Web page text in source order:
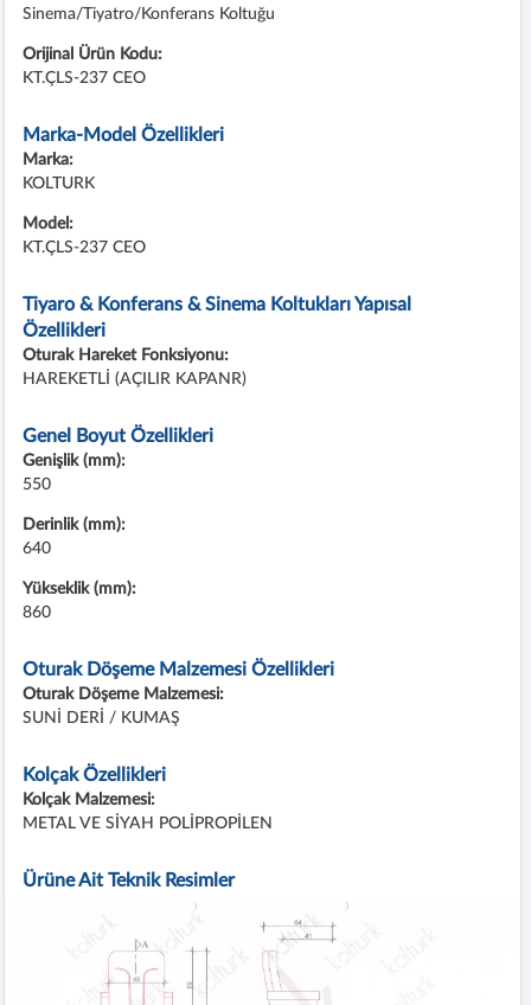
Sinema/Tiyatro/Konferans Koltuğu
Orijinal Ürün Kodu:
KT.ÇLS-237 CEO
Marka-Model Özellikleri
Marka:
KOLTURK
Model:
KT.ÇLS-237 CEO
Tiyaro & Konferans & Sinema Koltukları Yapısal
Özellikleri
Oturak Hareket Fonksiyonu:
HAREKETLİ (AÇILIR KAPANR)
Genel Boyut Özellikleri
Genişlik (mm):
550
Derinlik (mm):
640
Yükseklik (mm):
860
Oturak Döşeme Malzemesi Özellikleri
Oturak Döşeme Malzemesi:
SUNİ DERİ / KUMAŞ
Kolçak Özellikleri
Kolçak Malzemesi:
METAL VE SİYAH POLİPROPİLEN
Ürüne Ait Teknik Resimler